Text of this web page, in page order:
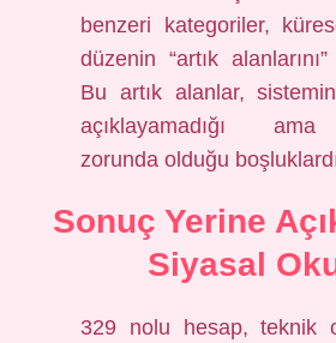
benzeri kategoriler,
düzenin “artık
Bu artık alanlar,
açıklayamadığı
zorunda olduğu
Sonuç Yerine
Siyasal
329 nolu hesap, teknik